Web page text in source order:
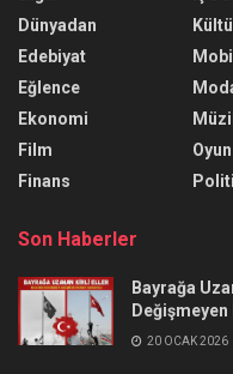
Dünyadan
Edebiyat
Eğlence
Ekonomi
Film
Finans
Mobil
Oyun
Son Haberler
Bayrağa
20 OCAK 2026